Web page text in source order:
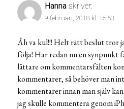
Hanna skriver:
9 februari, 2018 kl. 15:53
Åh va kul!!! Helt rätt beslut tror
följa! Har redan nu en synpunkt
lättare om kommentarsfälten
kommentarer, så behöver man
kommentarer innan man själv
jag skulle kommentera genom